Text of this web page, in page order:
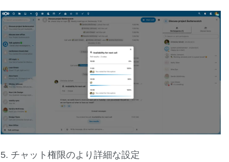
5. チャット権限のより詳細な設定